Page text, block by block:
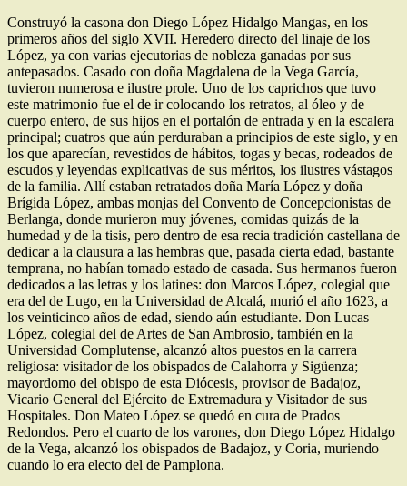
Construyó la casona don Diego López Hidalgo Mangas, en los
primeros años del siglo XVII. Heredero directo del linaje de los
López, ya con varias ejecutorias de nobleza ganadas por sus
antepasados. Casado con doña Magdalena de la Vega García,
tuvieron numerosa e ilustre prole. Uno de los caprichos que tuvo
este matrimonio fue el de ir colocando los retratos, al óleo y de
cuerpo entero, de sus hijos en el portalón de entrada y en la escalera
principal; cuatros que aún perduraban a principios de este siglo, y en
los que aparecían, revestidos de hábitos, togas y becas, rodeados de
escudos y leyendas explicativas de sus méritos, los ilustres vástagos
de la familia. Allí estaban retratados doña María López y doña
Brígida López, ambas monjas del Convento de Concepcionistas de
Berlanga, donde murieron muy jóvenes, comidas quizás de la
humedad y de la tisis, pero dentro de esa recia tradición castellana de
dedicar a la clausura a las hembras que, pasada cierta edad, bastante
temprana, no habían tomado estado de casada. Sus hermanos fueron
dedicados a las letras y los latines: don Marcos López, colegial que
era del de Lugo, en la Universidad de Alcalá, murió el año 1623, a
los veinticinco años de edad, siendo aún estudiante. Don Lucas
López, colegial del de Artes de San Ambrosio, también en la
Universidad Complutense, alcanzó altos puestos en la carrera
religiosa: visitador de los obispados de Calahorra y Sigüenza;
mayordomo del obispo de esta Diócesis, provisor de Badajoz,
Vicario General del Ejército de Extremadura y Visitador de sus
Hospitales. Don Mateo López se quedó en cura de Prados
Redondos. Pero el cuarto de los varones, don Diego López Hidalgo
de la Vega, alcanzó los obispados de Badajoz, y Coria, muriendo
cuando lo era electo del de Pamplona.